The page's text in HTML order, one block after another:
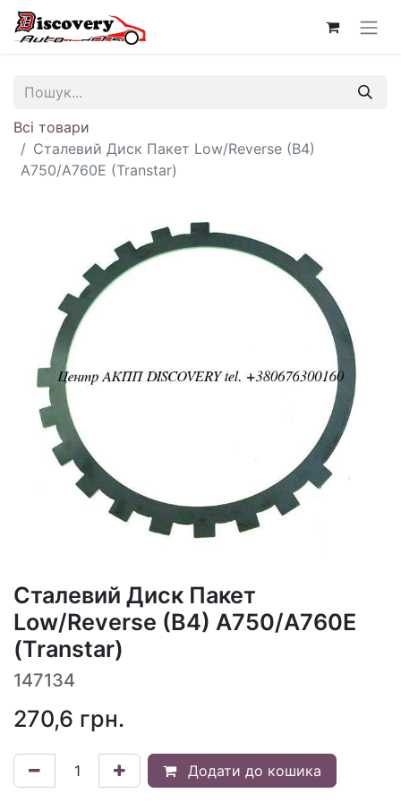
Всі товари
Сталевий Диск Пакет Low/Reverse (B4)
A750/A760E (Transtar)
Сталевий Диск Пакет
Low/Reverse (B4) A750/A760E
(Transtar)
147134
270,6 грн.
Додати до кошика